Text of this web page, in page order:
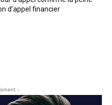
d’appel financier
-